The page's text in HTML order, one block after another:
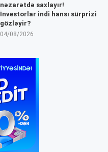
nəzarətdə saxlayır!
İnvestorlar indi hansı sürprizi
gözləyir?
04/08/2026